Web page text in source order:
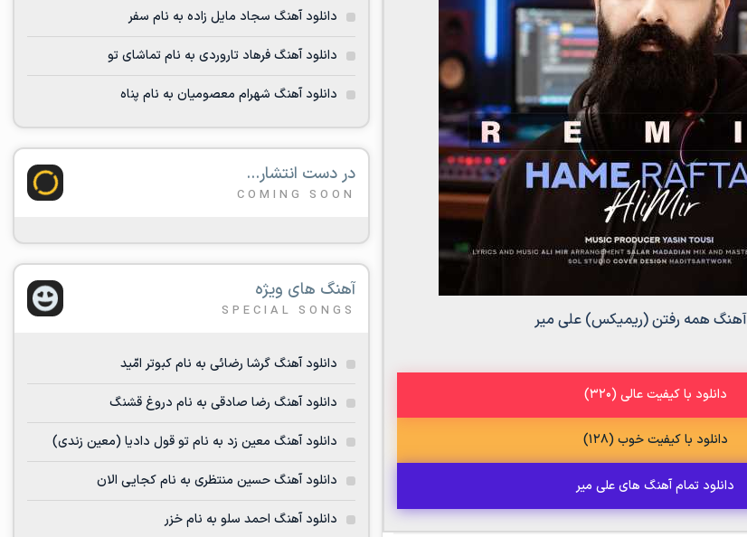
همه رفتن (ریمیکس) علی میر
دانلود با کیفیت عالی (320)
دانلود با کیفیت خوب (128)
دانلود تمام آهنگ های علی میر
دانلود آهنگ سجاد مایل زاده به نام سفر
دانلود آهنگ فرهاد تاروردی به نام تماشای تو
دانلود آهنگ شهرام معصومیان به نام پناه
در دست انتشار...
COMING SOON
آهنگ های ویژه
SPECIAL SONGS
دانلود آهنگ گرشا رضائی به نام کبوتر امّید
دانلود آهنگ رضا صادقی به نام دروغ قشنگ
دانلود آهنگ معین زد به نام تو قول دادیا (معین زندی)
دانلود آهنگ حسین منتظری به نام کجایی الان
دانلود آهنگ احمد سلو به نام خزر